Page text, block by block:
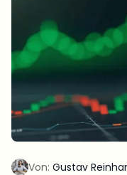
Von: Gustav